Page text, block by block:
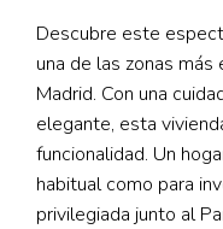
Descubre este
una de las zonas
Madrid. Con una
elegante, esta
funcionalidad. Un
habitual como para
privilegiada junto al